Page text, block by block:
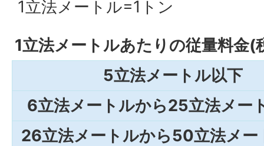
1立法メートル=1トン
1立法メートルあたりの従量料金(
5立法メートル以下
6立法メートルから25立法メー
26立法メートルから50立法メー